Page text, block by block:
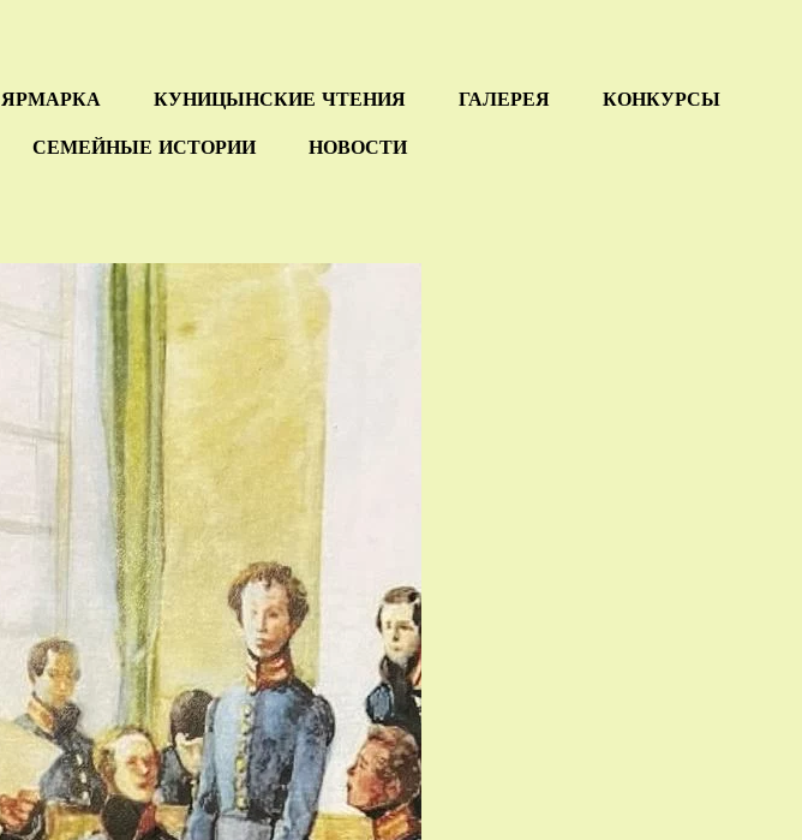
ЯРМАРКА КУНИЦЫНСКИЕ ЧТЕНИЯ ГАЛЕРЕЯ КОНКУРСЫ
СЕМЕЙНЫЕ ИСТОРИИ НОВОСТИ